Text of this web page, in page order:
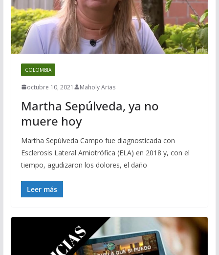
COLOMBIA
octubre 10, 2021 Maholy Arias
Martha Sepúlveda, ya no
muere hoy
Martha Sepúlveda Campo fue diagnosticada con
Esclerosis Lateral Amiotrófica (ELA) en 2018 y, con el
tiempo, agudizaron los dolores, el daño
Leer más